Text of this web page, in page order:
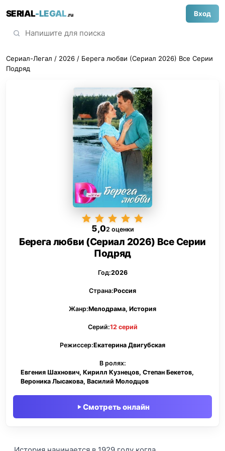
SERIAL-LEGAL.ru Вход
Сериал-Легал / 2026 / Берега любви (Сериал 2026) Все Серии
Подряд
5,02 оценки
Берега любви (Сериал 2026) Все Серии
Подряд
Год:2026
Страна:Россия
Жанр:Мелодрама, История
Серий:12 серий
Режиссер:Екатерина Двигубская
В ролях:
Евгения Шахнович, Кирилл Кузнецов, Степан Бекетов,
Вероника Лысакова, Василий Молодцов
Смотреть онлайн